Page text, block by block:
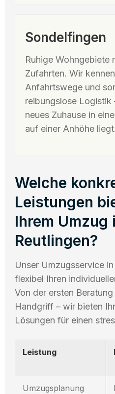
Sondelfingen
Ruhige Wohngebiete
Zufahrten. Wir
Anfahrtswege und
reibungslose Logistik
neues Zuhause in
auf einer Anhöhe liegt.
Welche
Leistungen
Ihrem Umzug
Reutlingen?
Unser Umzugsservice
flexibel Ihren
Von der ersten
Handgriff – wir bieten
Lösungen für einen
Leistung
Umzugsplanung